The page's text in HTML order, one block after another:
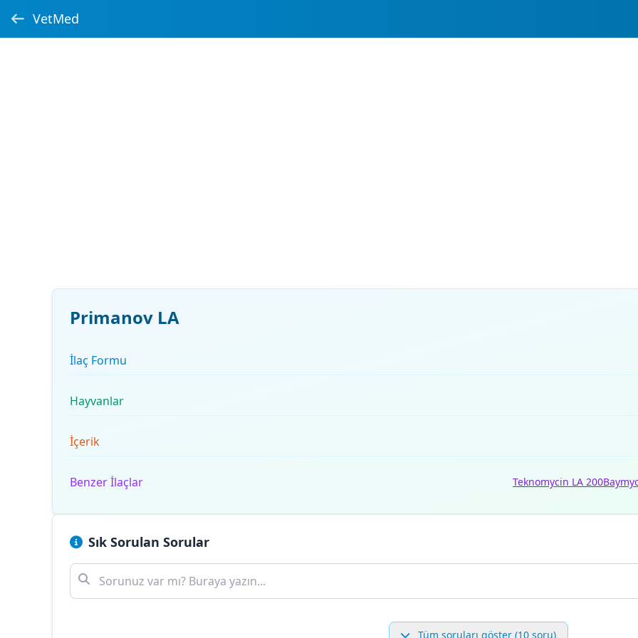
VetMed
Primanov LA
İlaç Formu
Hayvanlar
İçerik
Benzer İlaçlar Teknomycin LA 200
Sık Sorulan Sorular
Tüm soruları göster (10 soru)